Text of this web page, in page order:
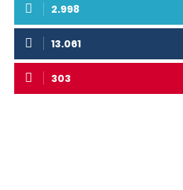
2.998
13.061
303